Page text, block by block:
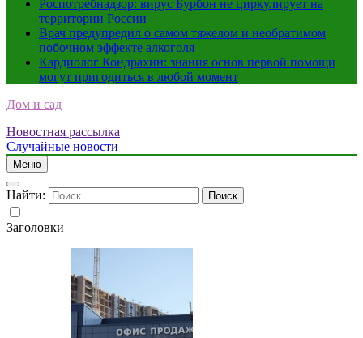
Роспотребнадзор: вирус Бурбон не циркулирует на
территории России
Врач предупредил о самом тяжелом и необратимом
побочном эффекте алкоголя
Кардиолог Кондрахин: знания основ первой помощи
могут пригодиться в любой момент
Дом и сад
Новостная рассылка
Случайные новости
Меню
Найти:
Заголовки